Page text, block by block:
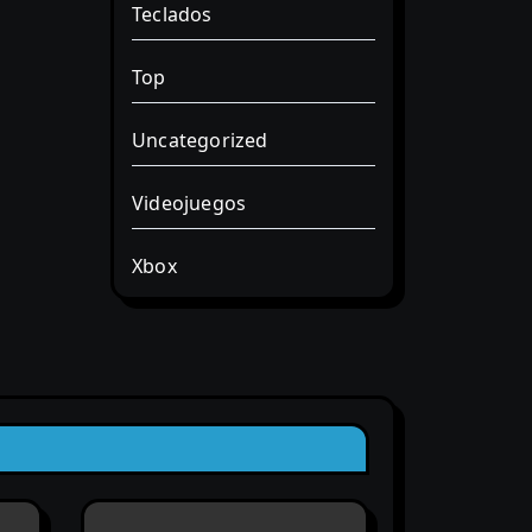
Teclados
Top
Uncategorized
Videojuegos
Xbox